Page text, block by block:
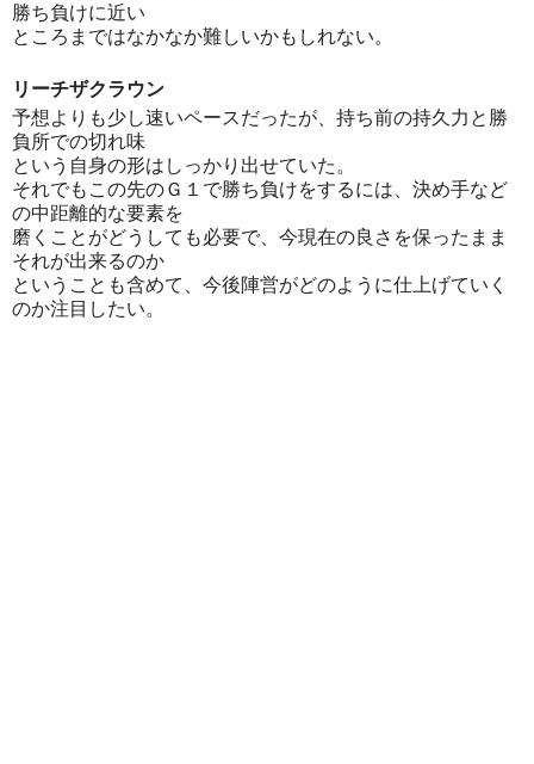
勝ち負けに近い
ところまではなかなか難しいかもしれない。
リーチザクラウン
予想よりも少し速いペースだったが、持ち前の持久力と勝
負所での切れ味
という自身の形はしっかり出せていた。
それでもこの先のＧ１で勝ち負けをするには、決め手など
の中距離的な要素を
磨くことがどうしても必要で、今現在の良さを保ったまま
それが出来るのか
ということも含めて、今後陣営がどのように仕上げていく
のか注目したい。